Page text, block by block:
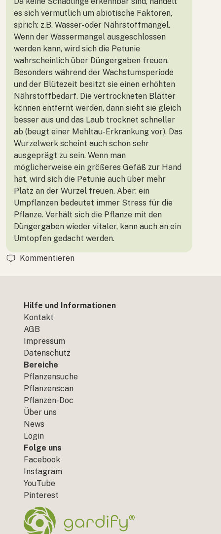
es sich vermutlich um abiotische Faktoren,
sprich: z.B. Wasser- oder Nährstoffmangel.
Wenn der Wassermangel ausgeschlossen
werden kann, wird sich die Petunie
wahrscheinlich über Düngergaben freuen.
Besonders während der Wachstumsperiode
und der Blütezeit besitzt sie einen erhöhten
Nährstoffbedarf. Die vertrockneten Blätter
können entfernt werden, dann sieht sie gleich
besser aus und das Laub trocknet schneller
ab (beugt einer Mehltau-Erkrankung vor). Das
Wurzelwerk scheint auch schon sehr
ausgeprägt zu sein. Wenn man
möglicherweise ein größeres Gefäß zur Hand
hat, wird sich die Petunie auch über mehr
Platz an der Wurzel freuen. Aber: ein
Umpflanzen bedeutet immer Stress für die
Pflanze. Verhält sich die Pflanze mit den
Düngergaben wieder vitaler, kann auch an ein
Umtopfen gedacht werden.
Kommentieren
Hilfe und Informationen
Kontakt
AGB
Impressum
Datenschutz
Bereiche
Pflanzensuche
Pflanzenscan
Pflanzen-Doc
Über uns
News
Login
Folge uns
Facebook
Instagram
YouTube
Pinterest